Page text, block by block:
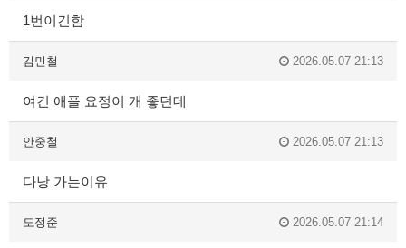
1번이긴함
김민철 2026.05.07 21:13
여긴 애플 요정이 개 좋던데
안중철 2026.05.07 21:13
다낭 가는이유
도정준 2026.05.07 21:14